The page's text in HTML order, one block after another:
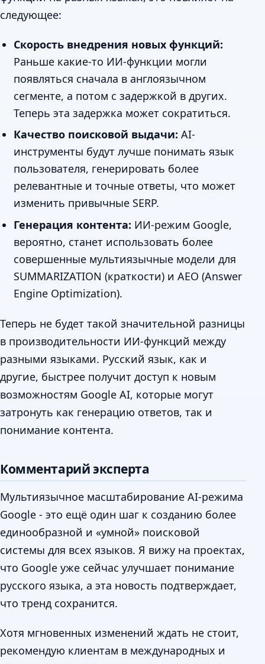
следующее:
Скорость внедрения новых функций:
Раньше какие-то ИИ-функции могли
появляться сначала в англоязычном
сегменте, а потом с задержкой в других.
Теперь эта задержка может сократиться.
Качество поисковой выдачи: AI-
инструменты будут лучше понимать язык
пользователя, генерировать более
релевантные и точные ответы, что может
изменить привычные SERP.
Генерация контента: ИИ-режим Google,
вероятно, станет использовать более
совершенные мультиязычные модели для
SUMMARIZATION (краткости) и AEO (Answer
Engine Optimization).
Теперь не будет такой значительной разницы
в производительности ИИ-функций между
разными языками. Русский язык, как и
другие, быстрее получит доступ к новым
возможностям Google AI, которые могут
затронуть как генерацию ответов, так и
понимание контента.
Комментарий эксперта
Мультиязычное масштабирование AI-режима
Google - это ещё один шаг к созданию более
единообразной и «умной» поисковой
системы для всех языков. Я вижу на проектах,
что Google уже сейчас улучшает понимание
русского языка, а эта новость подтверждает,
что тренд сохранится.
Хотя мгновенных изменений ждать не стоит,
рекомендую клиентам в международных и